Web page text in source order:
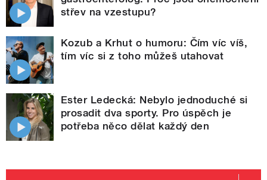
střev na vzestupu?
Kozub a Krhut o humoru: Čím víc víš,
tím víc si z toho můžeš utahovat
Ester Ledecká: Nebylo jednoduché si
prosadit dva sporty. Pro úspěch je
potřeba něco dělat každý den